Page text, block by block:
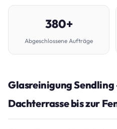
380+
Abgeschlossene Aufträge
Glasreinigung Sendling
Dachterrasse bis zur